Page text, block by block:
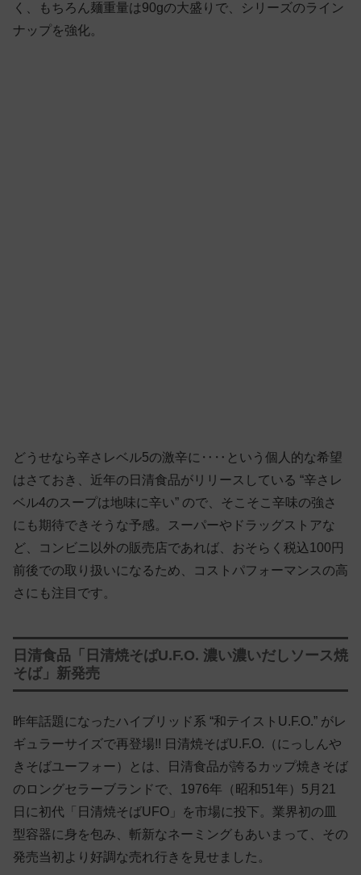
く、もちろん麺重量は90gの大盛りで、シリーズのライン
ナップを強化。
どうせなら辛さレベル5の激辛に‥‥という個人的な希望
はさておき、近年の日清食品がリリースしている “辛さレ
ベル4のスープは地味に辛い” ので、そこそこ辛味の強さ
にも期待できそうな予感。スーパーやドラッグストアな
ど、コンビニ以外の販売店であれば、おそらく税込100円
前後での取り扱いになるため、コストパフォーマンスの高
さにも注目です。
日清食品「日清焼そばU.F.O. 濃い濃いだしソース焼
そば」新発売
昨年話題になったハイブリッド系 “和テイストU.F.O.” がレ
ギュラーサイズで再登場!! 日清焼そばU.F.O.（にっしんや
きそばユーフォー）とは、日清食品が誇るカップ焼きそば
のロングセラーブランドで、1976年（昭和51年）5月21
日に初代「日清焼そばUFO」を市場に投下。業界初の皿
型容器に身を包み、斬新なネーミングもあいまって、その
発売当初より好調な売れ行きを見せました。